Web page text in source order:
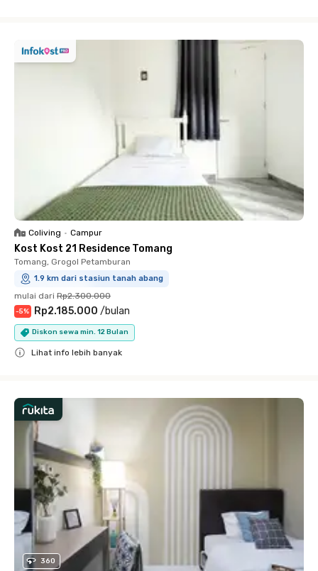
Coliving • Campur
Kost Kost 21 Residence Tomang
Tomang, Grogol Petamburan
1.9 km dari stasiun tanah abang
mulai dari Rp2.300.000
-5% Rp2.185.000 /bulan
Diskon sewa min. 12 Bulan
Lihat info lebih banyak
360